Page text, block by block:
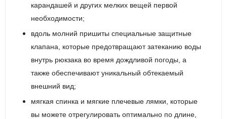
карандашей и других мелких вещей первой
необходимости;
вдоль молний пришиты специальные защитные
клапана, которые предотвращают затеканию воды
внутрь рюкзака во время дождливой погоды, а
также обеспечивают уникальный обтекаемый
внешний вид;
мягкая спинка и мягкие плечевые лямки, которые
вы можете отрегулировать оптимально по длине,